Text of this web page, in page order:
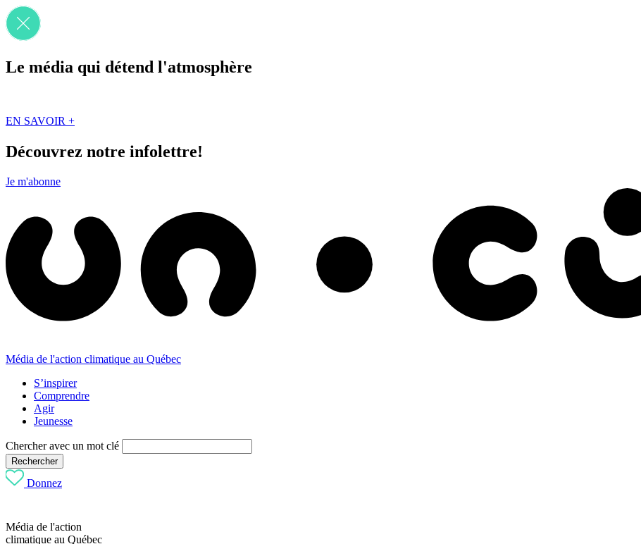
Le média qui détend l'atmosphère
EN SAVOIR +
Découvrez notre infolettre!
Je m'abonne
Média de l'action climatique au Québec
S’inspirer
Comprendre
Agir
Jeunesse
Chercher avec un mot clé
Rechercher
Donnez
Média de l'action
climatique au Québec